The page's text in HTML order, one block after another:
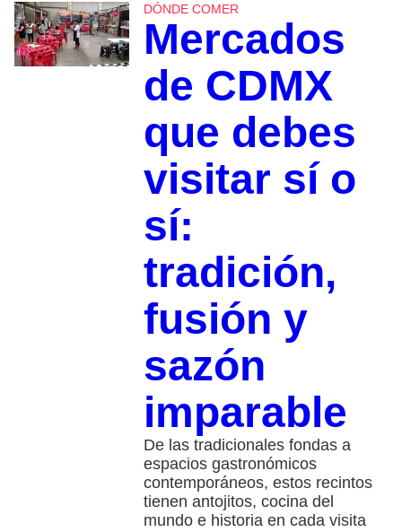
DÓNDE COMER
Mercados
de CDMX
que debes
visitar sí o
sí:
tradición,
fusión y
sazón
imparable
De las tradicionales fondas a
espacios gastronómicos
contemporáneos, estos recintos
tienen antojitos, cocina del
mundo e historia en cada visita